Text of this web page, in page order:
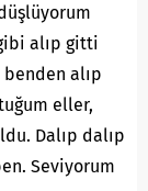
alıp gitti
alıp
eller,
Dalıp dalıp
Seviyorum